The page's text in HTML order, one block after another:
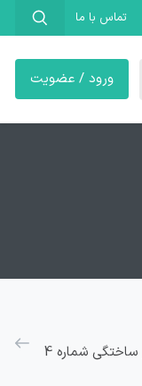
تماس با ما
ورود / عضویت
ساختگی شماره 4